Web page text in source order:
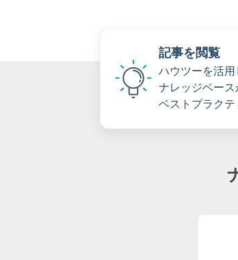
記事を閲覧
ハウツーを活用
ナレッジベース
ベストプラクテ